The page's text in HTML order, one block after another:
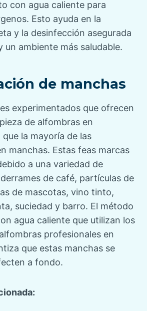
con agua caliente para
Esto ayuda en la
y la desinfección asegurada
un ambiente más saludable.
de manchas
experimentados que ofrecen
de alfombras en
la mayoría de las
manchas. Estas feas marcas
a una variedad de
de café, partículas de
de mascotas, vino tinto,
suciedad y barro. El método
agua caliente que utilizan los
profesionales en
que estas manchas se
a fondo.